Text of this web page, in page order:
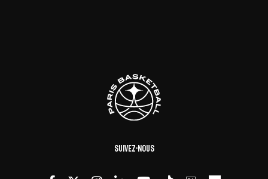
Suivez-nous